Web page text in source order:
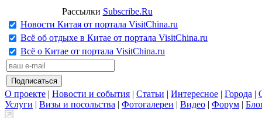
Рассылки Subscribe.Ru
Новости Китая от портала VisitChina.ru
Всё об отдыхе в Китае от портала VisitChina.ru
Всё о Китае от портала VisitChina.ru
О проекте | Новости и события | Статьи | Интересное | Города |
Услуги | Визы и посольства | Фотогалереи | Видео | Форум |